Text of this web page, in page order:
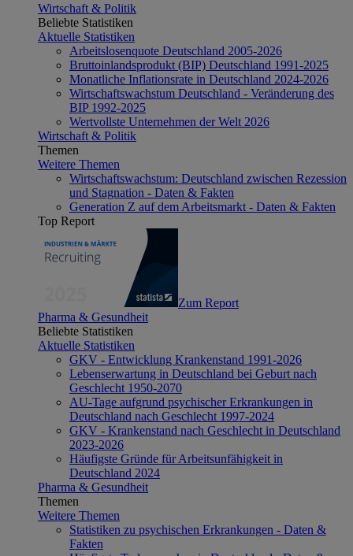
Wirtschaft & Politik
Beliebte Statistiken
Aktuelle Statistiken
Arbeitslosenquote Deutschland 2005-2026
Bruttoinlandsprodukt (BIP) Deutschland 1991-2025
Monatliche Inflationsrate in Deutschland 2024-2026
Wirtschaftswachstum Deutschland - Veränderung des
BIP 1992-2025
Wertvollste Unternehmen der Welt 2026
Wirtschaft & Politik
Themen
Weitere Themen
Wirtschaftswachstum: Deutschland zwischen Rezession
und Stagnation - Daten & Fakten
Generation Z auf dem Arbeitsmarkt - Daten & Fakten
Top Report
Zum Report
Pharma & Gesundheit
Beliebte Statistiken
Aktuelle Statistiken
GKV - Entwicklung Krankenstand 1991-2026
Lebenserwartung in Deutschland bei Geburt nach
Geschlecht 1950-2070
AU-Tage aufgrund psychischer Erkrankungen in
Deutschland nach Geschlecht 1997-2024
GKV - Krankenstand nach Geschlecht in Deutschland
2023-2026
Häufigste Gründe für Arbeitsunfähigkeit in
Deutschland 2024
Pharma & Gesundheit
Themen
Weitere Themen
Statistiken zu psychischen Erkrankungen - Daten &
Fakten